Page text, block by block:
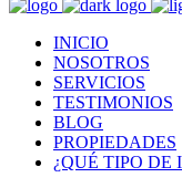
INICIO
NOSOTROS
SERVICIOS
TESTIMONIOS
BLOG
PROPIEDADES
¿QUÉ TIPO DE